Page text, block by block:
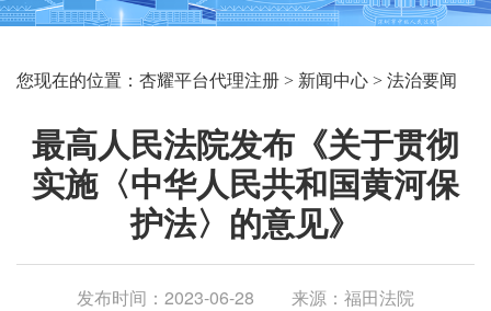
您现在的位置： 杏耀平台代理注册 > 新闻中心 > 法治要闻
最高人民法院发布《关于贯彻
实施〈中华人民共和国黄河保
护法〉的意见》
发布时间：2023-06-28 来源：福田法院